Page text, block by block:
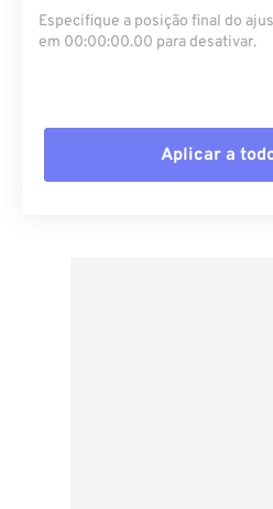
Especifique a posição final do
em 00:00:00.00 para desativar.
Aplicar a